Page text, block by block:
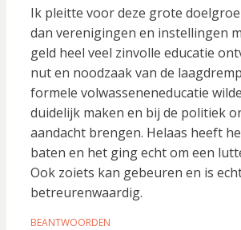
Ik pleitte voor deze grote
dan verenigingen en instellingen
geld heel veel zinvolle educatie
nut en noodzaak van de
formele volwasseneneducatie
duidelijk maken en bij de politiek
aandacht brengen. Helaas heeft
baten en het ging echt om een
Ook zoiets kan gebeuren en is
betreurenwaardig.
BEANTWOORDEN